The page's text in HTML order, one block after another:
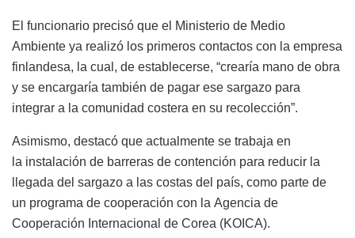
El funcionario precisó que el Ministerio de Medio
Ambiente ya realizó los primeros contactos con la empresa
finlandesa, la cual, de establecerse, “crearía mano de obra
y se encargaría también de pagar ese sargazo para
integrar a la comunidad costera en su recolección”.
Asimismo, destacó que actualmente se trabaja en
la instalación de barreras de contención para reducir la
llegada del sargazo a las costas del país, como parte de
un programa de cooperación con la Agencia de
Cooperación Internacional de Corea (KOICA).